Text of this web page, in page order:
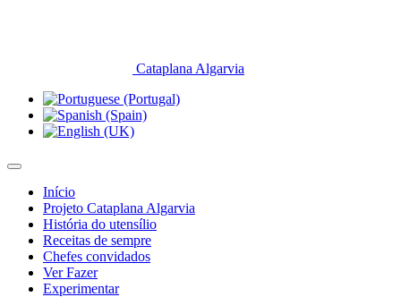
Cataplana Algarvia
Início
Projeto Cataplana Algarvia
História do utensílio
Receitas de sempre
Chefes convidados
Ver Fazer
Experimentar